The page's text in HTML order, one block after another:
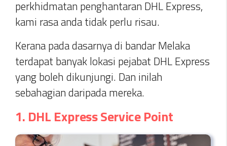
perkhidmatan penghantaran DHL Express,
kami rasa anda tidak perlu risau.
Kerana pada dasarnya di bandar Melaka
terdapat banyak lokasi pejabat DHL Express
yang boleh dikunjungi. Dan inilah
sebahagian daripada mereka.
1. DHL Express Service Point